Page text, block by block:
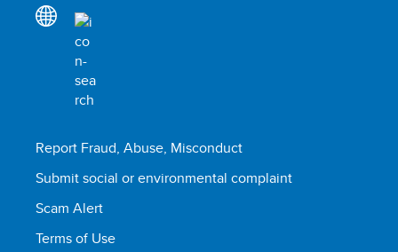
Report Fraud, Abuse, Misconduct
Submit social or environmental complaint
Scam Alert
Terms of Use